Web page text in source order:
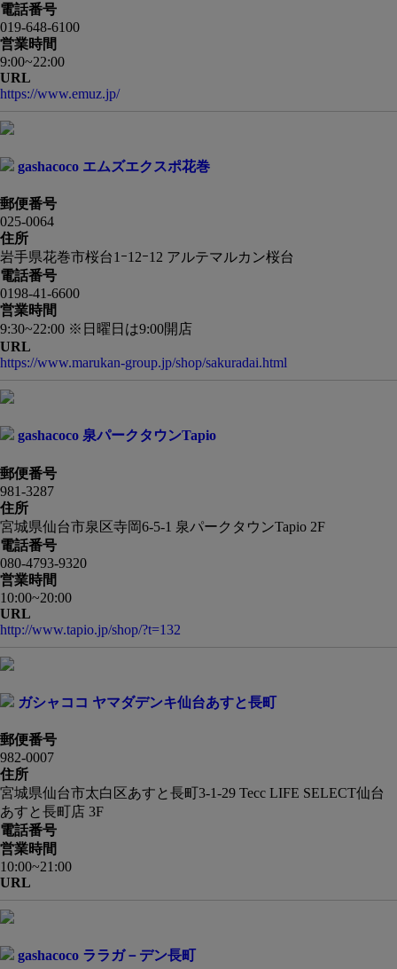
電話番号
019-648-6100
営業時間
9:00~22:00
URL
https://www.emuz.jp/
gashacoco エムズエクスポ花巻
郵便番号
025-0064
住所
岩手県花巻市桜台1ｰ12ｰ12 アルテマルカン桜台
電話番号
0198-41-6600
営業時間
9:30~22:00 ※日曜日は9:00開店
URL
https://www.marukan-group.jp/shop/sakuradai.html
gashacoco 泉パークタウンTapio
郵便番号
981-3287
住所
宮城県仙台市泉区寺岡6-5-1 泉パークタウンTapio 2F
電話番号
080-4793-9320
営業時間
10:00~20:00
URL
http://www.tapio.jp/shop/?t=132
ガシャココ ヤマダデンキ仙台あすと長町
郵便番号
982-0007
住所
宮城県仙台市太白区あすと長町3-1-29 Tecc LIFE SELECT仙台
あすと長町店 3F
電話番号
営業時間
10:00~21:00
URL
gashacoco ララガ－デン長町